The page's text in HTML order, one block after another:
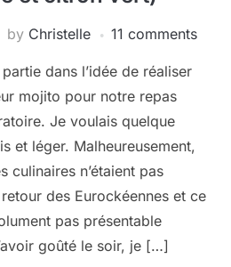
by Christelle 11 comments
dans l’idée de réaliser
mojito pour notre repas
Je voulais quelque
et léger. Malheureusement,
culinaires n’étaient pas
des Eurockéennes et ce
pas présentable
goûté le soir, je […]